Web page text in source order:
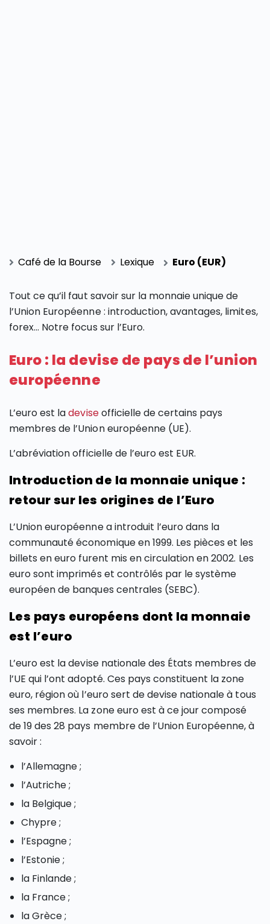
Café de la Bourse Lexique Euro (EUR)
Tout ce qu’il faut savoir sur la monnaie unique de
l’Union Européenne : introduction, avantages, limites,
forex… Notre focus sur l’Euro.
Euro : la devise de pays de l’union
européenne
L’euro est ladeviseofficielle de certains pays
membres de l’Union européenne (UE).
L’abréviation officielle de l’euro est EUR.
Introduction de la monnaie unique :
retour sur les origines de l’Euro
L’Union européenne a introduit l’euro dans la
communauté économique en 1999. Les pièces et les
billets en euro furent mis en circulation en 2002. Les
euro sont imprimés et contrôlés par le système
européen de banques centrales (SEBC).
Les pays européens dont la monnaie
est l’euro
L’euro est la devise nationale des États membres de
l’UE qui l’ont adopté. Ces pays constituent la zone
euro, région où l’euro sert de devise nationale à tous
ses membres. La zone euro est à ce jour composé
de 19 des 28 pays membre de l’Union Européenne, à
savoir :
l’Allemagne ;
l’Autriche ;
la Belgique ;
Chypre ;
l’Espagne ;
l’Estonie ;
la Finlande ;
la France ;
la Grèce ;